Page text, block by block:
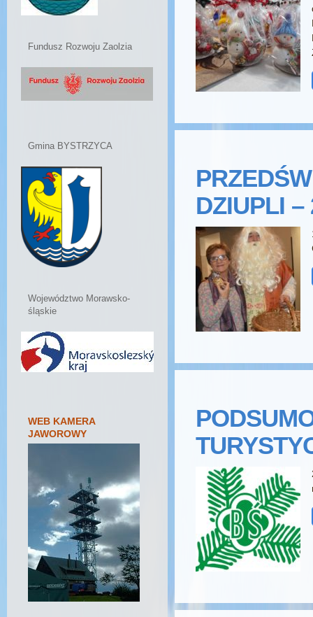
DZIUPLI –
Fundusz Rozwoju Zaolzia
Gmina BYSTRZYCA
Województwo Morawsko-
śląskie
WEB KAMERA
JAWOROWY